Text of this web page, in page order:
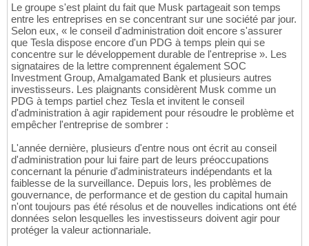
Le groupe s'est plaint du fait que Musk partageait son temps
entre les entreprises en se concentrant sur une société par jour.
Selon eux, « le conseil d'administration doit encore s'assurer
que Tesla dispose encore d'un PDG à temps plein qui se
concentre sur le développement durable de l'entreprise ». Les
signataires de la lettre comprennent également SOC
Investment Group, Amalgamated Bank et plusieurs autres
investisseurs. Les plaignants considèrent Musk comme un
PDG à temps partiel chez Tesla et invitent le conseil
d'administration à agir rapidement pour résoudre le problème et
empêcher l'entreprise de sombrer :
L'année dernière, plusieurs d'entre nous ont écrit au conseil
d'administration pour lui faire part de leurs préoccupations
concernant la pénurie d'administrateurs indépendants et la
faiblesse de la surveillance. Depuis lors, les problèmes de
gouvernance, de performance et de gestion du capital humain
n'ont toujours pas été résolus et de nouvelles indications ont été
données selon lesquelles les investisseurs doivent agir pour
protéger la valeur actionnariale.